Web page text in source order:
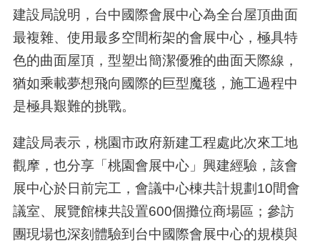
建設局說明，台中國際會展中心為全台屋頂曲面
最複雜、使用最多空間桁架的會展中心，極具特
色的曲面屋頂，型塑出簡潔優雅的曲面天際線，
猶如乘載夢想飛向國際的巨型魔毯，施工過程中
是極具艱難的挑戰。
建設局表示，桃園市政府新建工程處此次來工地
觀摩，也分享「桃園會展中心」興建經驗，該會
展中心於日前完工，會議中心棟共計規劃10間會
議室、展覽館棟共設置600個攤位商場區；參訪
團現場也深刻體驗到台中國際會展中心的規模與